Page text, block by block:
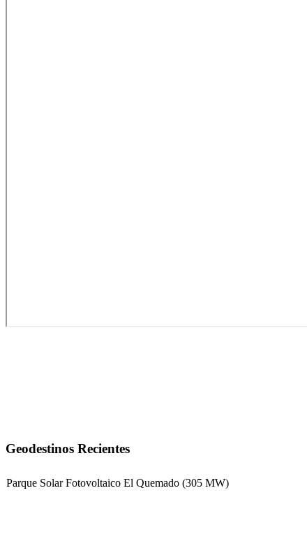
Geodestinos Recientes
Parque Solar Fotovoltaico El Quemado (305 MW)